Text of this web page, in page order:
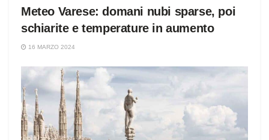
Meteo Varese: domani nubi sparse, poi
schiarite e temperature in aumento
16 MARZO 2024